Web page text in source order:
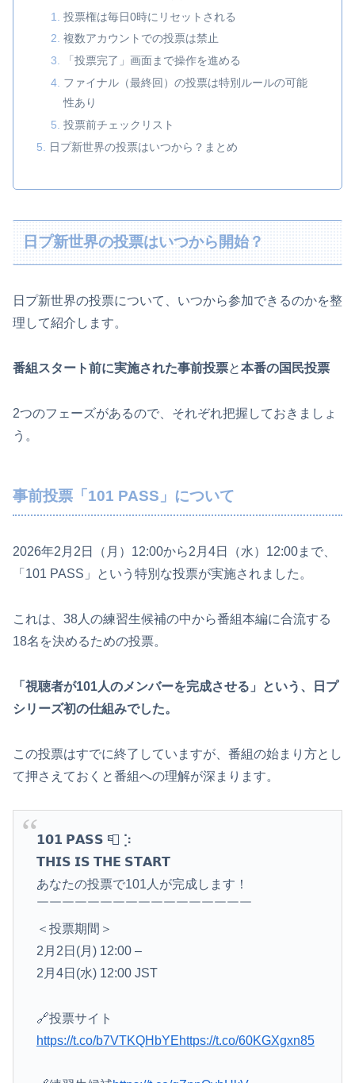
投票権は毎日0時にリセットされる
複数アカウントでの投票は禁止
「投票完了」画面まで操作を進める
ファイナル（最終回）の投票は特別ルールの可能
性あり
投票前チェックリスト
日プ新世界の投票はいつから？まとめ
日プ新世界の投票はいつから開始？
日プ新世界の投票について、いつから参加できるのかを整
理して紹介します。
番組スタート前に実施された事前投票と本番の国民投票
2つのフェーズがあるので、それぞれ把握しておきましょ
う。
事前投票「101 PASS」について
2026年2月2日（月）12:00から2月4日（水）12:00まで、
「101 PASS」という特別な投票が実施されました。
これは、38人の練習生候補の中から番組本編に合流する
18名を決めるための投票。
「視聴者が101人のメンバーを完成させる」という、日プ
シリーズ初の仕組みでした。
この投票はすでに終了していますが、番組の始まり方とし
て押さえておくと番組への理解が深まります。
𝟭𝟬𝟭 𝗣𝗔𝗦𝗦 📮 ⡱
𝗧𝗛𝗜𝗦 𝗜𝗦 𝗧𝗛𝗘 𝗦𝗧𝗔𝗥𝗧
あなたの投票で101人が完成します！
￣￣￣￣￣￣￣￣￣￣￣￣￣￣￣￣￣
＜投票期間＞
2月2日(月) 12:00 –
2月4日(水) 12:00 JST
🔗投票サイト
https://t.co/b7VTKQHbYEhttps://t.co/60KGXgxn85